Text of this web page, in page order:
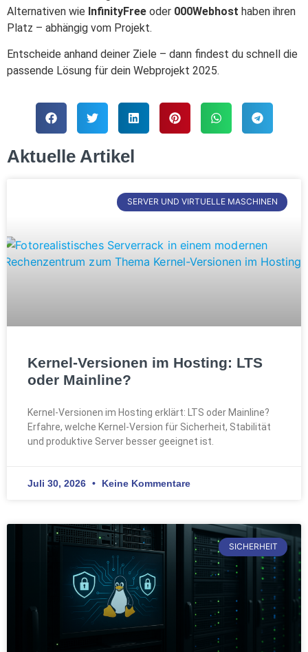
Alternativen wie InfinityFree oder 000Webhost haben ihren
Platz – abhängig vom Projekt.
Entscheide anhand deiner Ziele – dann findest du schnell die
passende Lösung für dein Webprojekt 2025.
Aktuelle Artikel
SERVER UND VIRTUELLE MASCHINEN
Kernel-Versionen im Hosting: LTS
oder Mainline?
Kernel-Versionen im Hosting erklärt: LTS oder Mainline?
Erfahre, welche Kernel-Version für Sicherheit, Stabilität
und produktive Server besser geeignet ist.
Juli 30, 2026 Keine Kommentare
SICHERHEIT